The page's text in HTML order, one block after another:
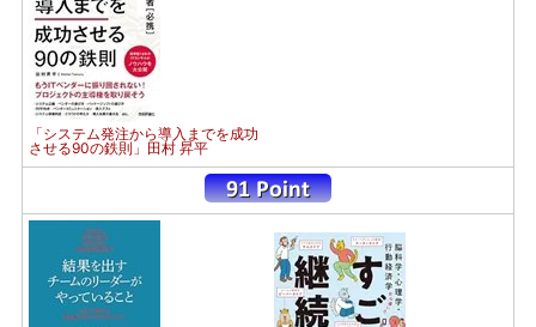
「システム発注から導入までを成功
させる90の鉄則」田村 昇平